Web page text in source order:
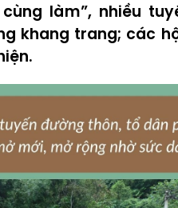
làm”, nhiều
khang trang; các